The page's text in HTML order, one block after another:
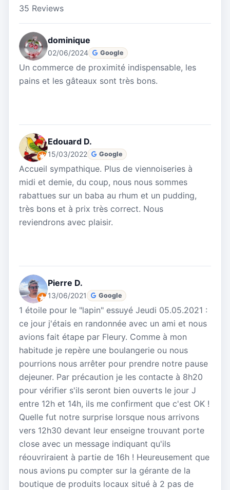
35 Reviews
dominique
02/06/2024 Google
Un commerce de proximité indispensable, les
pains et les gâteaux sont très bons.
Edouard D.
15/03/2022 Google
Accueil sympathique. Plus de viennoiseries à
midi et demie, du coup, nous nous sommes
rabattues sur un baba au rhum et un pudding,
très bons et à prix très correct. Nous
reviendrons avec plaisir.
Pierre D.
13/06/2021 Google
1 étoile pour le "lapin" essuyé Jeudi 05.05.2021 :
ce jour j'étais en randonnée avec un ami et nous
avions fait étape par Fleury. Comme à mon
habitude je repère une boulangerie ou nous
pourrions nous arrêter pour prendre notre pause
dejeuner. Par précaution je les contacte à 8h20
pour vérifier s'ils seront bien ouverts le jour J
entre 12h et 14h, ils me confirment que c'est OK !
Quelle fut notre surprise lorsque nous arrivons
vers 12h30 devant leur enseigne trouvant porte
close avec un message indiquant qu'ils
réouvriraient à partie de 16h ! Heureusement que
nous avions pu compter sur la gérante de la
boutique de produits locaux situé à 2 pas de